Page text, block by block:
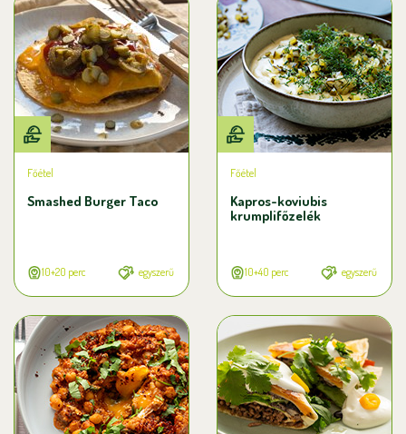
Főétel
Smashed Burger Taco
10+20 perc egyszerű
Főétel
Kapros-koviubis
krumplifőzelék
10+40 perc egyszerű